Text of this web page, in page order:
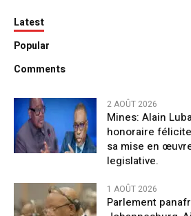
Latest
Popular
Comments
2 AOÛT 2026
Mines: Alain
honoraire
sa mise en
legislative.
1 AOÛT 2026
Parlement